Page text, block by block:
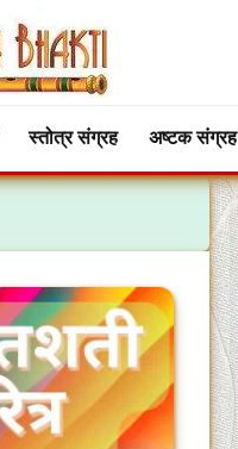
स्तोत्र संग्रह अष्टक संग्रह